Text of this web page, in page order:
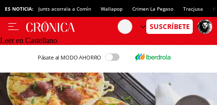
ES NOTICIA: Junts acorrala a Comín Wallapop Crimen La Pegaso Tracjusa
Leer en Castellano
Pásate al MODO AHORRO